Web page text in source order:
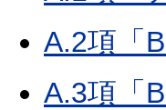
A.2項「
A.3項「